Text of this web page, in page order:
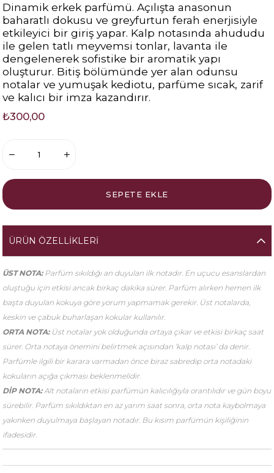
Dinamik erkek parfümü. Açılışta anasonun
baharatlı dokusu ve greyfurtun ferah enerjisiyle
etkileyici bir giriş yapar. Kalp notasında ahududu
ile gelen tatlı meyvemsi tonlar, lavanta ile
dengelenerek sofistike bir aromatik yapı
oluşturur. Bitiş bölümünde yer alan odunsu
notalar ve yumuşak kediotu, parfüme sıcak, zarif
ve kalıcı bir imza kazandırır.
₺300,00
ÜRÜN ÖZELLIKLERI
ÜST NOTA:Parfüm sıkıldığı an duyulan ilk notadır. En uçucu esanslardan
oluştuğu için etkisi ancak birkaç dakika sürer. Parfüm alırken hemen ilk
başta duyulan kokuya göre yorum yapmamak gerekir. Üst notalarda,
keskin ve çabuk buharlaşan kokular kullanılır.
ORTA NOTA: Üst notalar yok olduğunda ortaya çıkar ve etkisi birkaç saat
sürer. Orta notaya önemini belirtmek açısından ‘kalp notası’ da denir.
Parfümle ilgili bir karara varmadan önce biraz sabredip orta notadaki
kokuların açığa çıkması beklenmelidir.
DİP NOTA:Alt notaların etkisi parfümün kalıcılığıyla orantılıdır ve gün boyu
sürebilir. Parfüm sıkıldıktan en az yarım saat sonra, orta nota kaybolmaya
yakınken duyulmaya başlayan notadır. Bu kısım parfümün kişiliğinin
ifadesidir.